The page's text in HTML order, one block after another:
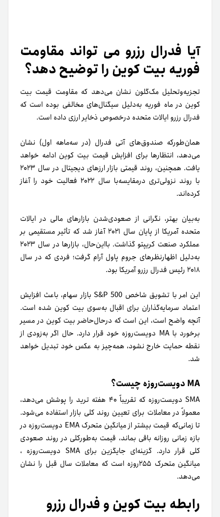
آیا فدرال رزرو می تواند مقاومت
فوریه بیت کوین را توضیح دهد؟
تجزیه‌و‌تحلیل مک‌گلون نشان می‌دهد که مقاومت قیمت بیت
کوین در ماه فوریه به‌دلیل سیگنال‌های مخالفی بوده است که
فدرال رزرو ایالات متحده در‌خصوص ذخایر ارزی داده است.
همان‌طور‌که صندوق‌های آتی فدرال (در سه‌ماهه اول) نشان
می‌دهد، انتظارها برای افزایش قیمت بیت‌ کوین ادامه خواهد
یافت. همچنین، روند قیمتی بازار ارزهای دیجیتال در سال ۲۰۲۳
با روند نزولی‌تری درمقایسه‌با سال ۲۰۲۲ فعالیت خود را آغاز
کرده‌اند.
به‌بیان بهتر، نگرانی از صعودی‌شدن بازارهای مالی در ایالات
متحده آمریکا از پایان سال ۲۰۲۱ آغاز شد که تأثیر مستقیمی بر
عملکرد صنعت کریپتو گذاشت. با‌این‌حال، بازارها در سال ۲۰۲۳
به‌دلیل اظهارنظرهای جروم پاول آرام گرفت؛ فردی که در سال
۲۰۱۸ رئیس فدرال رزرو آمریکا بود.
این امر با تشویق شاخص S&P 500 بازار سهام، باعث افزایش
اعتماد سرمایه‌گذاران برای اقبال به‌سوی بیت کوین شده است.
آنچه واضح است، این است که در‌حال‌حاضر بیت کوین در مسیر
برخورد با MA دویست‌روزه خود قرار دارد. حال اگر به‌زودی از
نقطه حمایت خارج نشود، همه‌چیز به عکس خود تبدیل خواهد
شد.
MA دویست‌روزه چیست؟
SMA دویست‌روزه که تقریباً ۴۰ هفته ترید را پوشش می‌دهد‌،
معمولاً در معاملات برای تعیین روند کلی بازار استفاده می‌شود.
تا زمانی‌که قیمت بیشتر از میانگین متحرک EMA دویست‌روزه در
بازه زمانی روزانه باقی بماند‌، قیمت به‌طور‌کلی در روند صعودی
کلی قرار دارد. گزینه‌ای جایگزین برای SMA دویست‌روزه ،
میانگین متحرک ۲۵۵روزه است که معاملات سال قبل را نشان
می‌دهد.
رابطه بیت کوین و فدرال رزرو